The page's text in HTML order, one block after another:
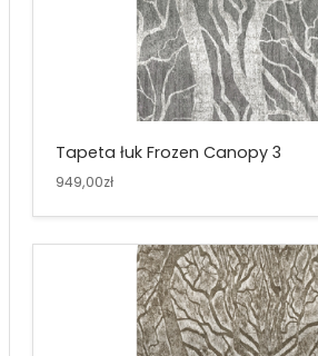
Tapeta łuk Frozen Canopy 3
949,00zł